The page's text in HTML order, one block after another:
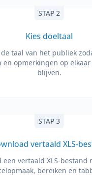
STAP 2
Kies doeltaal
taal van het publiek
en opmerkingen op
blijven.
STAP 3
vertaald XLS-
een vertaald XLS-bestand
bereiken en